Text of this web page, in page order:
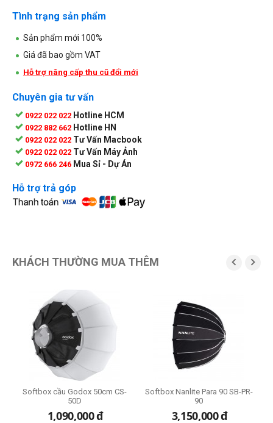
Tình trạng sản phẩm
Sản phẩm mới 100%
Giá đã bao gồm VAT
Hỗ trợ nâng cấp thu cũ đổi mới
Chuyên gia tư vấn
0922 022 022 Hotline HCM
0922 882 662 Hotline HN
0922 022 022 Tư Vấn Macbook
0922 022 022 Tư Vấn Máy Ảnh
0972 666 246 Mua Sỉ - Dự Án
Hỗ trợ trả góp
KHÁCH THƯỜNG MUA THÊM  
Softbox cầu Godox 50cm CS-
50D
1,090,000đ
Softbox Nanlite Para 90 SB-PR-
90
3,150,000đ